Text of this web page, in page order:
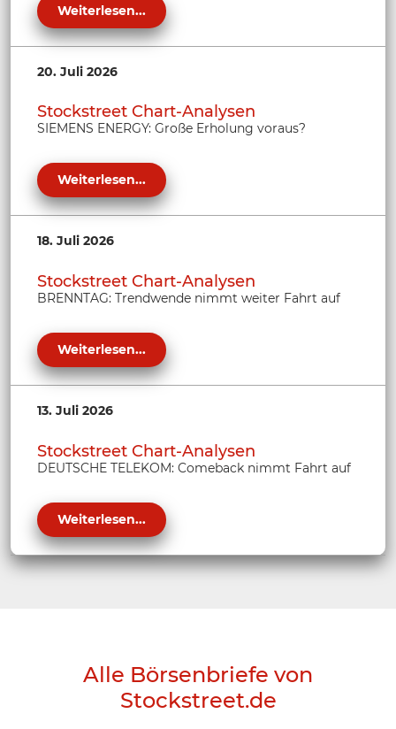
Weiterlesen...
20. Juli 2026
Stockstreet Chart-Analysen
SIEMENS ENERGY: Große Erholung voraus?
Weiterlesen...
18. Juli 2026
Stockstreet Chart-Analysen
BRENNTAG: Trendwende nimmt weiter Fahrt auf
Weiterlesen...
13. Juli 2026
Stockstreet Chart-Analysen
DEUTSCHE TELEKOM: Comeback nimmt Fahrt auf
Weiterlesen...
Alle Börsenbriefe von
Stockstreet.de